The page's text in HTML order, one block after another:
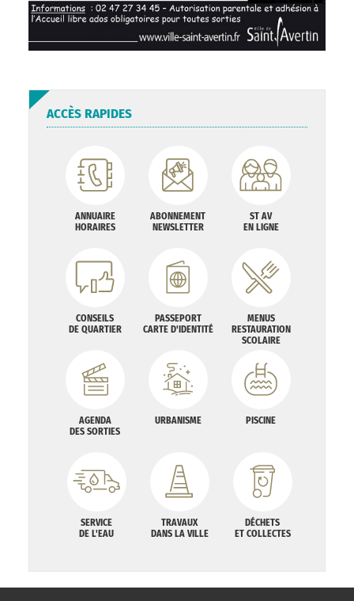
ACCÈS RAPIDES
ANNUAIRE
HORAIRES
ABONNEMENT
NEWSLETTER
ST AV
EN LIGNE
CONSEILS
DE QUARTIER
PASSEPORT
CARTE D'IDENTITÉ
MENUS
RESTAURATION
SCOLAIRE
AGENDA
DES SORTIES
URBANISME PISCINE
SERVICE
DE L'EAU
TRAVAUX
DANS LA VILLE
DÉCHETS
ET COLLECTES